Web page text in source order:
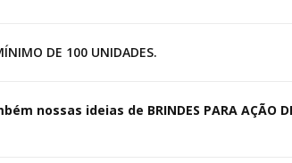
DE 100 UNIDADES.
nossas ideias de BRINDES PARA AÇÃO